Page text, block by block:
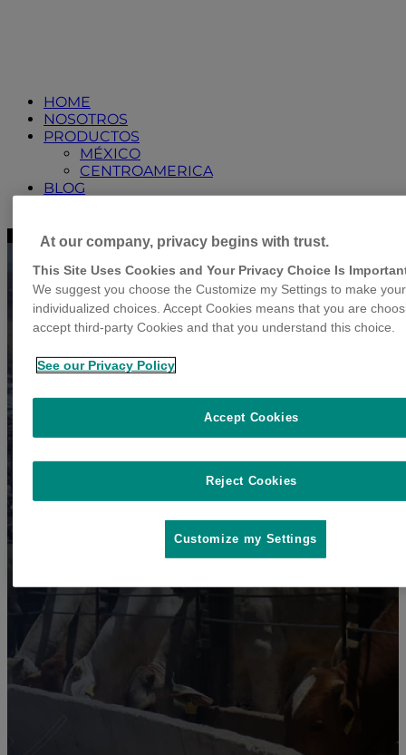
HOME
NOSOTROS
PRODUCTOS
MÉXICO
CENTROAMERICA
BLOG
At our company, privacy begins with trust.
This Site Uses Cookies and Your Privacy Choice Is
We suggest you choose the Customize my Settings to make your
individualized choices. Accept Cookies means that you are
accept third-party Cookies and that you understand this choice.
See our Privacy Policy
Reject Cookies
Accept Cookies
Customize my Settings